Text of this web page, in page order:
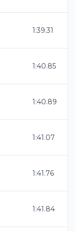
1:39.31
1:40.85
1:40.89
1:41.07
1:41.76
1:41.84